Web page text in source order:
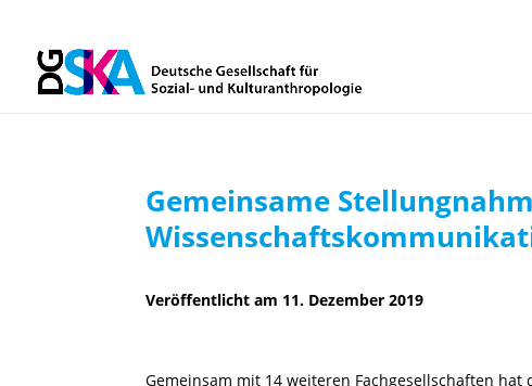
Gemeinsame
11. Dezember 2019
Gemeinsam mit 14 weiteren Fachgesellschaften